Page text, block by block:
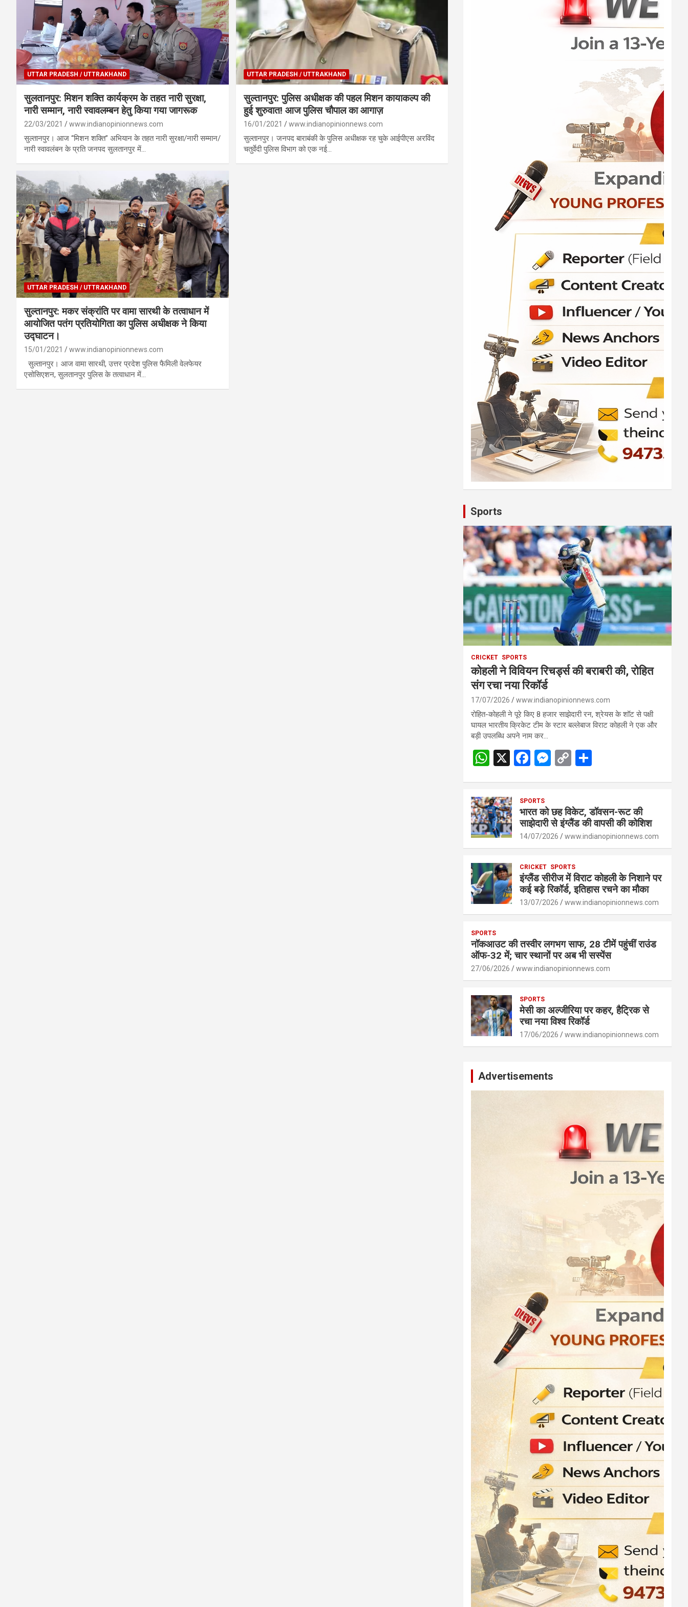
UTTAR PRADESH / UTTRAKHAND
सुलतानपुर: मिशन शक्ति कार्यक्रम के तहत नारी सुरक्षा,
नारी सम्मान, नारी स्वावलम्बन हेतु किया गया जागरूक
22/03/2021 www.indianopinionnews.com
सुल्तानपुर। आज “मिशन शक्ति” अभियान के तहत नारी सुरक्षा/नारी सम्मान/
नारी स्वावलंबन के प्रति जनपद सुलतानपुर में…
UTTAR PRADESH / UTTRAKHAND
सुल्तानपुर: पुलिस अधीक्षक की पहल मिशन कायाकल्प की
हुई शुरुवात! आज पुलिस चौपाल का आगाज़
16/01/2021 www.indianopinionnews.com
सुल्तानपुर। जनपद बाराबंकी के पुलिस अधीक्षक रह चुके आईपीएस अरविंद
चतुर्वेदी पुलिस विभाग को एक नई…
UTTAR PRADESH / UTTRAKHAND
सुल्तानपुर: मकर संक्रांति पर वामा सारथी के तत्वाधान में
आयोजित पतंग प्रतियोगिता का पुलिस अधीक्षक ने किया
उद्घाटन।
15/01/2021 www.indianopinionnews.com
सुल्तानपुर। आज वामा सारथी, उत्तर प्रदेश पुलिस फैमिली वेलफेयर
एसोसिएशन, सुलतानपुर पुलिस के तत्वाधान में…
Sports
CRICKET SPORTS
कोहली ने विवियन रिचर्ड्स की बराबरी की, रोहित
संग रचा नया रिकॉर्ड
17/07/2026 www.indianopinionnews.com
रोहित-कोहली ने पूरे किए 8 हजार साझेदारी रन, श्रेयस के शॉट से पक्षी
घायल भारतीय क्रिकेट टीम के स्टार बल्लेबाज विराट कोहली ने एक और
बड़ी उपलब्धि अपने नाम कर…
W
s
A
p
X
F
b
o
o
M
n
g
er
C
Li
n
k
e
SPORTS
भारत को छह विकेट, डॉवसन-रूट की
साझेदारी से इंग्लैंड की वापसी की कोशिश
14/07/2026 www.indianopinionnews.com
CRICKET SPORTS
इंग्लैंड सीरीज में विराट कोहली के निशाने पर
कई बड़े रिकॉर्ड, इतिहास रचने का मौका
13/07/2026 www.indianopinionnews.com
SPORTS
नॉकआउट की तस्वीर लगभग साफ, 28 टीमें पहुंचीं राउंड
ऑफ-32 में; चार स्थानों पर अब भी सस्पेंस
27/06/2026 www.indianopinionnews.com
SPORTS
मेसी का अल्जीरिया पर कहर, हैट्रिक से
रचा नया विश्व रिकॉर्ड
17/06/2026 www.indianopinionnews.com
Advertisements